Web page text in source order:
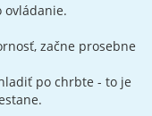
ovládanie.
začne prosebne
po chrbte - to je